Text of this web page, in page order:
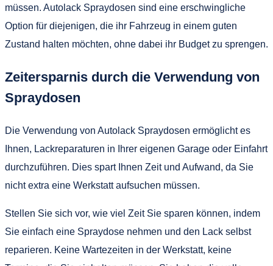
müssen. Autolack Spraydosen sind eine erschwingliche
Option für diejenigen, die ihr Fahrzeug in einem guten
Zustand halten möchten, ohne dabei ihr Budget zu sprengen.
Zeitersparnis durch die Verwendung von
Spraydosen
Die Verwendung von Autolack Spraydosen ermöglicht es
Ihnen, Lackreparaturen in Ihrer eigenen Garage oder Einfahrt
durchzuführen. Dies spart Ihnen Zeit und Aufwand, da Sie
nicht extra eine Werkstatt aufsuchen müssen.
Stellen Sie sich vor, wie viel Zeit Sie sparen können, indem
Sie einfach eine Spraydose nehmen und den Lack selbst
reparieren. Keine Wartezeiten in der Werkstatt, keine